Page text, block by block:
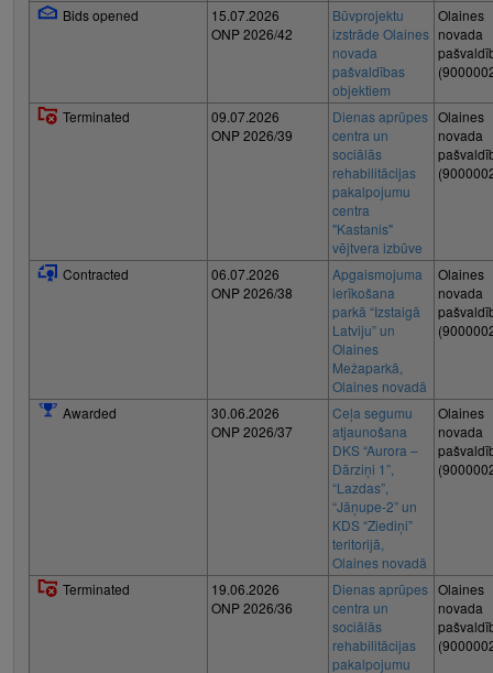
Bids opened
15.07.2026
ONP 2026/42
Būvprojektu
izstrāde Olaines
novada
pašvaldības
objektiem
Olaines
novada
Terminated
09.07.2026
ONP 2026/39
Dienas aprūpes
centra un
sociālās
rehabilitācijas
pakalpojumu
centra
"Kastanis"
vējtvera izbūve
Olaines
novada
Contracted
06.07.2026
ONP 2026/38
Apgaismojuma
ierīkošana
parkā “Izstaigā
Latviju” un
Olaines
Mežaparkā,
Olaines novadā
Olaines
novada
Awarded
30.06.2026
ONP 2026/37
Ceļa segumu
atjaunošana
DKS “Aurora –
Dārziņi 1”,
“Lazdas”,
“Jāņupe-2” un
KDS “Ziediņi”
teritorijā,
Olaines novadā
Olaines
novada
Terminated
19.06.2026
ONP 2026/36
Dienas aprūpes
centra un
sociālās
rehabilitācijas
pakalpojumu
Olaines
novada